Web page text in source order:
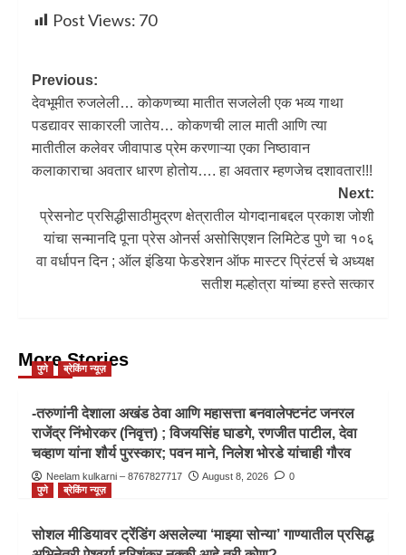
Post Views: 70
Previous:
देवभूमीत रुजलेली… कोकणच्या मातीत सजलेली एक भव्य गाथा
पडद्यावर साकारली जातेय… कोकणची लाल माती आणि त्या
मातीतील कलेवर जीवापाड प्रेम करणाऱ्या एका निष्ठावान
कलाकाराचा अवतार धारण होतोय…. हा अवतार म्हणजेच दशावतार!!!
Next:
प्रेसनोट प्रसिद्धीसाठीमुद्रण क्षेत्रातील योगदानाबद्दल प्रकाश जोशी
यांचा सन्मानदि पूना प्रेस ओनर्स असोसिएशन लिमिटेड पुणे चा १०६
वा वर्धापन दिन ; ऑल इंडिया फेडरेशन ऑफ मास्टर प्रिंटर्स चे अध्यक्ष
सतीश मल्होत्रा यांच्या हस्ते सत्कार
More Stories
पुणे ब्रेकिंग न्यूज़
-तरुणांनी देशाला अखंड ठेवा आणि महासत्ता बनवालेफ्टनंट जनरल
राजेंद्र निंभोरकर (निवृत्त) ; विजयसिंह घाडगे, रणजीत पाटील, देवा
चव्हाण यांना शौर्य पुरस्कार; पवन माने, निलेश भोरडे यांचाही गौरव
Neelam kulkarni – 8767827717 August 8, 2026
0
पुणे
ब्रेकिंग न्यूज़
सोशल मीडियावर ट्रेंडिंग असलेल्या ‘माझ्या सोन्या’ गाण्यातील प्रसिद्ध